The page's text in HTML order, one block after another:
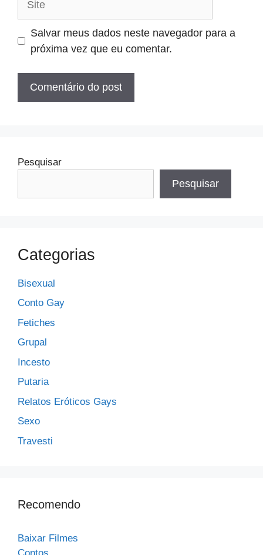
Salvar meus dados neste navegador para a
próxima vez que eu comentar.
Pesquisar
Pesquisar
Categorias
Bisexual
Conto Gay
Fetiches
Grupal
Incesto
Putaria
Relatos Eróticos Gays
Sexo
Travesti
Recomendo
Baixar Filmes